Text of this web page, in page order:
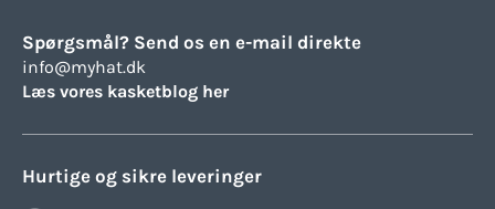
Spørgsmål? Send os en e-mail direkte
info@myhat.dk
Læs vores kasketblog her
Hurtige og sikre leveringer